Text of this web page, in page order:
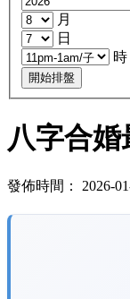
月
日
時
開始排盤
八字合
發佈時間： 2026-